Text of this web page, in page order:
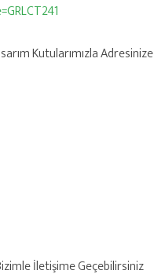
Kutularımızla Adresinize
İletişime Geçebilirsiniz